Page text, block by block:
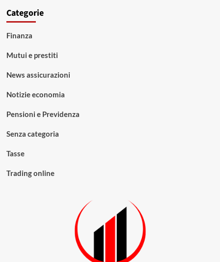
Categorie
Finanza
Mutui e prestiti
News assicurazioni
Notizie economia
Pensioni e Previdenza
Senza categoria
Tasse
Trading online